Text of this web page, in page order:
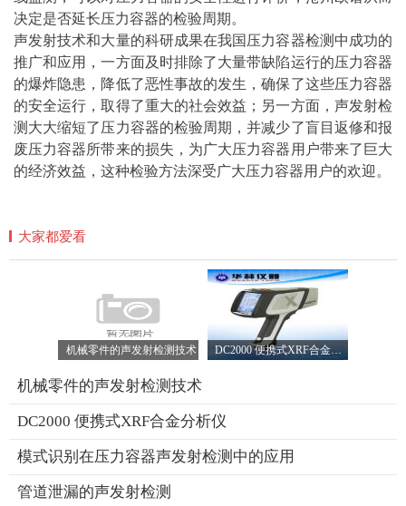
决定是否延长压力容器的检验周期。
声发射技术和大量的科研成果在我国压力容器检测中成功的
推广和应用，一方面及时排除了大量带缺陷运行的压力容器
的爆炸隐患，降低了恶性事故的发生，确保了这些压力容器
的安全运行，取得了重大的社会效益；另一方面，声发射检
测大大缩短了压力容器的检验周期，并减少了盲目返修和报
废压力容器所带来的损失，为广大压力容器用户带来了巨大
的经济效益，这种检验方法深受广大压力容器用户的欢迎。
大家都爱看
机械零件的声发射检测技术
机械零件的声发射检测技术
DC2000 便携式XRF合金分析仪
模式识别在压力容器声发射检测中的应用
管道泄漏的声发射检测